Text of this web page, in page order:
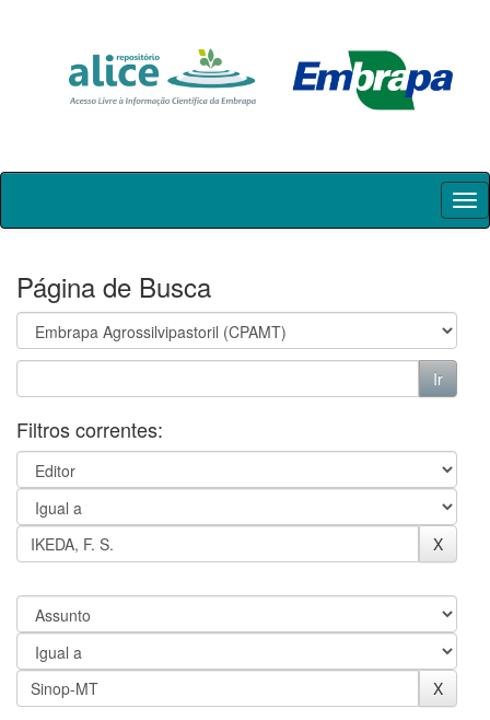
Skip
Página de Busca
Filtros correntes: